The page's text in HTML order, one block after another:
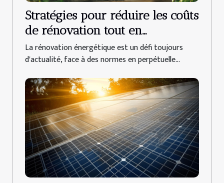
Stratégies pour réduire les coûts
de rénovation tout en
respectant les normes
énergétiques
La rénovation énergétique est un défi toujours
d'actualité, face à des normes en perpétuelle...